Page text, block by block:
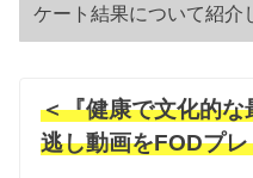
ケート結果について紹介
＜『健康で文化的
逃し動画をFODプ